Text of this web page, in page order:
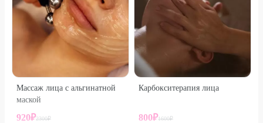
Массаж лица с альгинатной
маской
920₽2300₽
Карбокситерапия лица
800₽1600₽